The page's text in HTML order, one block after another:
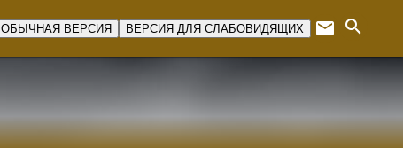
ОБЫЧНАЯ ВЕРСИЯ ВЕРСИЯ ДЛЯ СЛАБОВИДЯЩИХ email search